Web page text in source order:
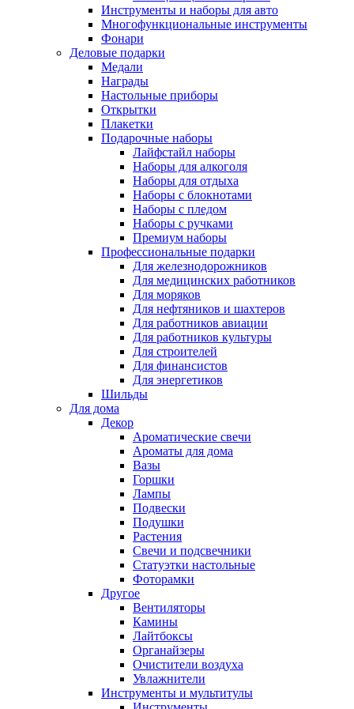
Инструменты и наборы для авто
Многофункциональные инструменты
Фонари
Деловые подарки
Медали
Награды
Настольные приборы
Открытки
Плакетки
Подарочные наборы
Лайфстайл наборы
Наборы для алкоголя
Наборы для отдыха
Наборы с блокнотами
Наборы с пледом
Наборы с ручками
Премиум наборы
Профессиональные подарки
Для железнодорожников
Для медицинских работников
Для моряков
Для нефтяников и шахтеров
Для работников авиации
Для работников культуры
Для строителей
Для финансистов
Для энергетиков
Шильды
Для дома
Декор
Ароматические свечи
Ароматы для дома
Вазы
Горшки
Лампы
Подвески
Подушки
Растения
Свечи и подсвечники
Статуэтки настольные
Фоторамки
Другое
Вентиляторы
Камины
Лайтбоксы
Органайзеры
Очистители воздуха
Увлажнители
Инструменты и мультитулы